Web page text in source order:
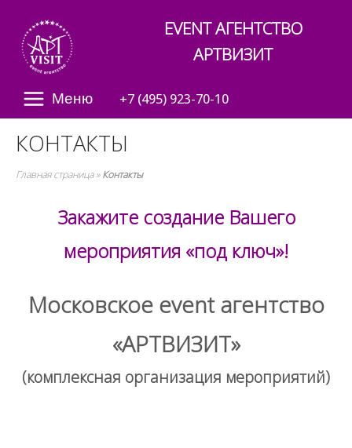
content
Home
EVENT АГЕНТСТВО
АРТВИЗИТ
Меню Menu+7 (495) 923-70-10
КОНТАКТЫ
Главная страница»Контакты
Закажите создание Вашего
мероприятия «под ключ»!
Московское еvent агентство
«АРТВИЗИТ»
(комплексная организация мероприятий)